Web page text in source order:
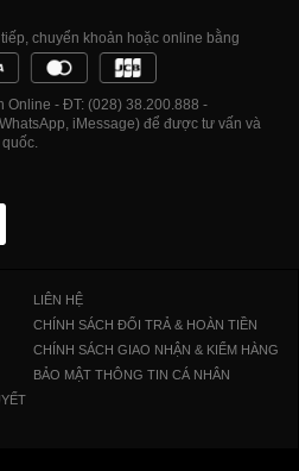
chuyển khoản hoặc online bằng
Online - ĐT: (028) 38.200.888 -
iMessage) để được tư vấn và
LIÊN HỆ
CHÍNH SÁCH ĐỔI TRẢ & HOÀN TIỀN
CHÍNH SÁCH GIAO NHẬN & KIỂM HÀNG
BẢO MẬT THÔNG TIN CÁ NHÂN